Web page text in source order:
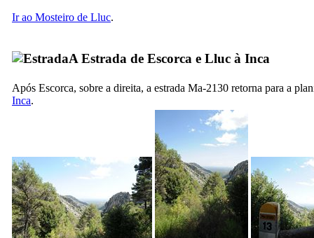
Ir ao Mosteiro de Lluc.
A Estrada de Escorca e Lluc à Inca
Após Escorca, sobre a direita, a estrada Ma-2130 retorna para a
Inca.